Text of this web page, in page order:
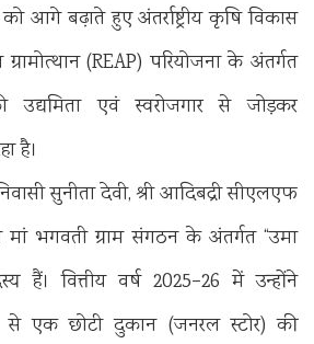
को आगे बढ़ाते हुए अंतर्राष्ट्रीय कृषि विकास
(REAP) परियोजना के अंतर्गत
उद्यमिता एवं स्वरोजगार से जोड़कर
है।
सुनीता देवी, श्री आदिबद्री सीएलएफ
भगवती ग्राम संगठन के अंतर्गत “उमा
हैं। वित्तीय वर्ष 2025–26 में उन्होंने
से एक छोटी दुकान (जनरल स्टोर) की